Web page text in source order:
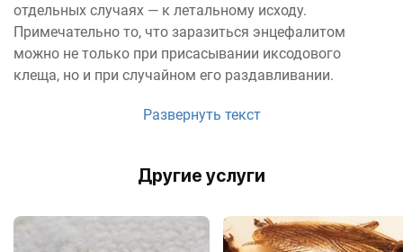
отдельных случаях — к летальному исходу.
Примечательно то, что заразиться энцефалитом
можно не только при присасывании иксодового
клеща, но и при случайном его раздавливании.
Развернуть текст
Другие услуги